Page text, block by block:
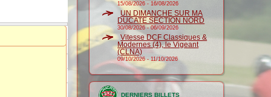
15/08/2026 -16/08/2026
UN DIMANCHE SUR MA
DUCATE SECTION NORD
30/08/2026-06/09/2026
Vitesse DCF Classiques &
Modernes (4), le Vigeant
(CLNA)
09/10/2026-11/10/2026
DERNIERS BILLETS